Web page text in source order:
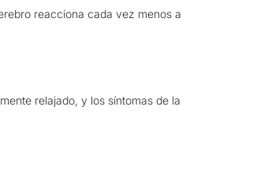
reacciona cada vez menos a
relajado, y los síntomas de la